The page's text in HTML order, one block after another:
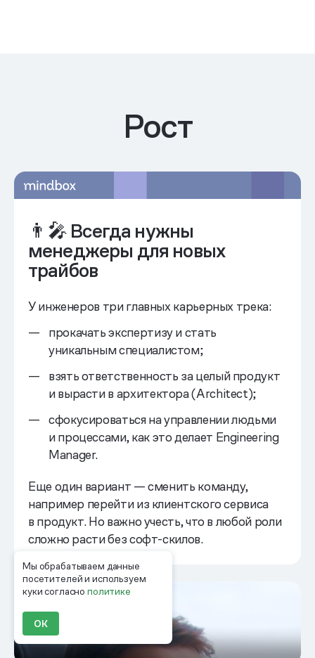
Мы обрабатываем данные
посетителей и используем
куки согласнополитике
ОК
Рост
👨‍🎤️ Всегда нужны
менеджеры для новых
трайбов
У инженеров три главных карьерных трека:
прокачать экспертизу и стать
уникальным специалистом;
взять ответственность за целый продукт
и вырасти в архитектора (Architect);
сфокусироваться на управлении людьми
и процессами, как это делает Engineering
Manager.
Еще один вариант — сменить команду,
например перейти из клиентского сервиса
в продукт. Но важно учесть, что в любой роли
сложно расти без софт-скилов.